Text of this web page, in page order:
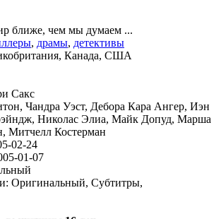
ближе, чем мы думаем ...
, драмы, детективы
Канада, США
Сакс
Чандра Уэст, Дебора Кара Ангер, Иэн
Николас Элиа, Майк Допуд, Марша
Митчелл Костерман
02-24
01-07
Оригинальный, Субтитры,